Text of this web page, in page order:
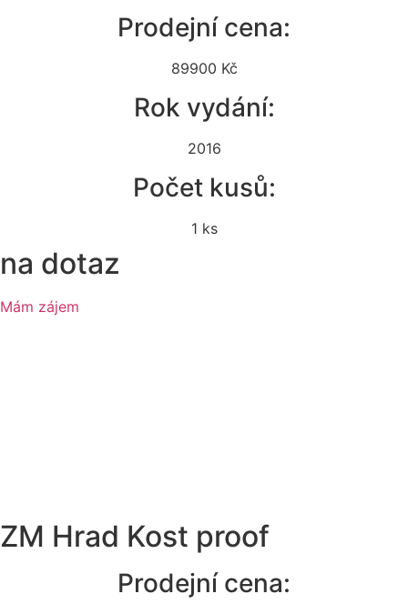
Prodejní cena:
89900 Kč
Rok vydání:
2016
Počet kusů:
1 ks
na dotaz
Mám zájem
ZM Hrad Kost proof
Prodejní cena: